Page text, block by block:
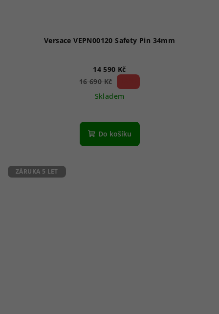
Versace VEPN00120 Safety Pin 34mm
14 590 Kč
16 690 Kč
Skladem
Do košíku
ZÁRUKA 5 LET